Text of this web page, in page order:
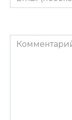
Комментарий